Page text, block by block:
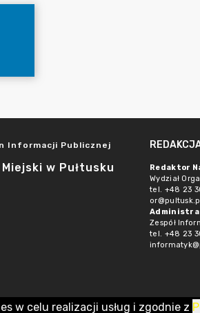
Informacji Publicznej
w Pułtusku
Redaktor
Wydział
tel. +48 23
Zespół
tel. +48 23
w celu realizacji usług i zgodnie z